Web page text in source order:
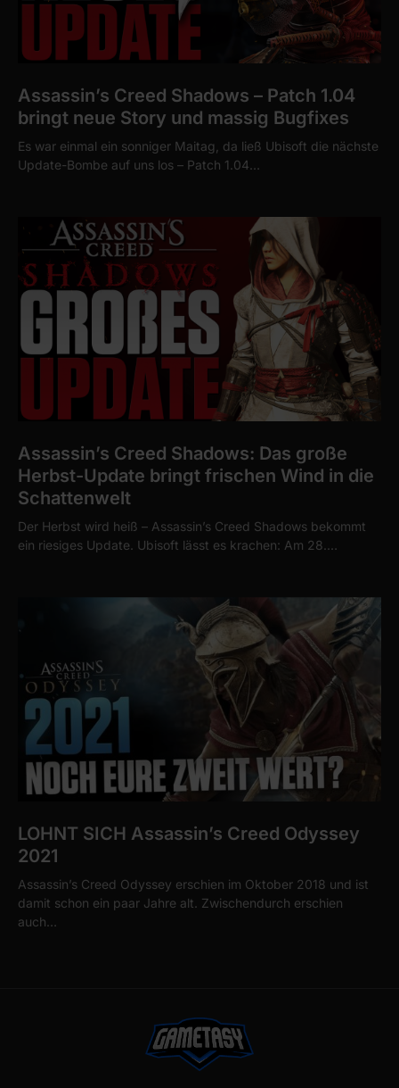
Assassin’s Creed Shadows – Patch 1.04
bringt neue Story und massig Bugfixes
Es war einmal ein sonniger Maitag, da ließ Ubisoft die nächste
Update-Bombe auf uns los – Patch 1.04…
Assassin’s Creed Shadows: Das große
Herbst-Update bringt frischen Wind in die
Schattenwelt
Der Herbst wird heiß – Assassin’s Creed Shadows bekommt
ein riesiges Update. Ubisoft lässt es krachen: Am 28.…
LOHNT SICH Assassin’s Creed Odyssey
2021
Assassin’s Creed Odyssey erschien im Oktober 2018 und ist
damit schon ein paar Jahre alt. Zwischendurch erschien
auch…